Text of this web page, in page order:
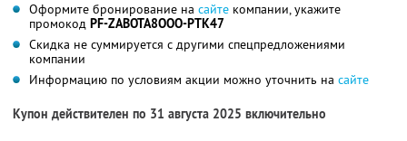
Оформите бронирование на сайте компании, укажите
промокод PF-ZABOTA8OOO-PTK47
Скидка не суммируется с другими спецпредложениями
компании
Информацию по условиям акции можно уточнить на сайте
Купон действителен по 31 августа 2025 включительно